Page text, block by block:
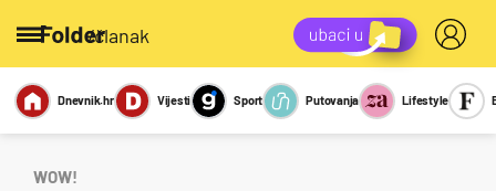
/članak
Miks Kviz
Report
Sexy
Dnevnik.hr Vijesti Sport Putovanja Lifestyle
WOW!